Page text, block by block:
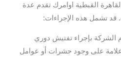
القبطية اوامرك تقدم عدة
قد تشمل هذه الإجراءات:
الشركة بإجراء تفتيش دوري
علامة على وجود حشرات أو عوامل